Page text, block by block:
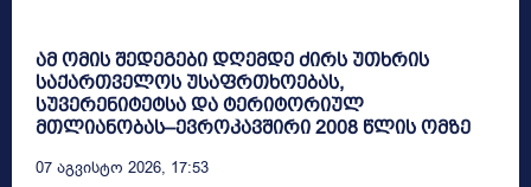
ამ ომის შედეგები დღემდე ძირს უთხრის
საქართველოს უსაფრთხოებას,
სუვერენიტეტსა და ტერიტორიულ
მთლიანობას–ევროკავშირი 2008 წლის ომზე
07 Აგვისტო 2026, 17:53